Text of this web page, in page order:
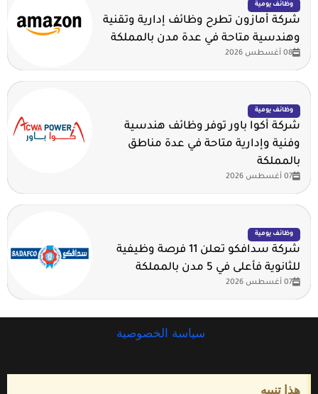
وظائف يومية
شركة أمازون تطرح وظائف إدارية وتقنية
وهندسية متاحة في عدة مدن بالمملكة
08 أغسطس 2026
وظائف يومية
شركة أكوا باور توفر وظائف هندسية
وفنية وإدارية متاحة في عدة مناطق
بالمملكة
07 أغسطس 2026
وظائف يومية
شركة سدافكو تعلن 11 فرصة وظيفية
للثانوية فأعلى في 5 مدن بالمملكة
07 أغسطس 2026
سياسة الخصوصية
هذا تنبيه